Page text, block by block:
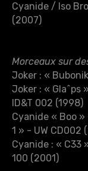
Cyanide / Iso
(2007)
Morceaux sur
Joker : «
Joker : « Gla^ps
ID&T 002 (1998)
Cyanide « Boo
1 » - UW CD002
Cyanide : « C33
100 (2001)